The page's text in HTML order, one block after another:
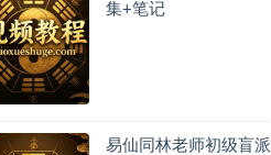
集+笔记
易仙同林老师初级盲派